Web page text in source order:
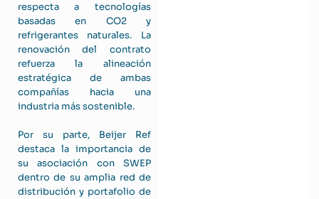
respecta a tecnologías
basadas en CO2 y
refrigerantes naturales. La
renovación del contrato
refuerza la alineación
estratégica de ambas
compañías hacia una
industria más sostenible.
Por su parte, Beijer Ref
destaca la importancia de
su asociación con SWEP
dentro de su amplia red de
distribución y portafolio de